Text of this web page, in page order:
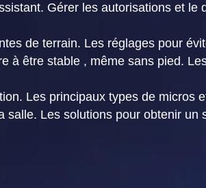
Gérer les autorisations et le
de terrain. Les réglages pour
à être stable , même sans pied.
Les principaux types de micros
salle. Les solutions pour obtenir un